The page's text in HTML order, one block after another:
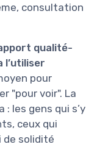
consultation
qualité-
l’utiliser
pour
"pour voir". La
les gens qui s’y
ceux qui
de solidité